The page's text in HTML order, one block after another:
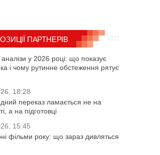
ПАРТНЕРІВ
у 2026 році: що показує
і чому рутинне обстеження рятує
18:28
переказ ламається не на
а на підготовці
15:45
фільми року: що зараз дивляться